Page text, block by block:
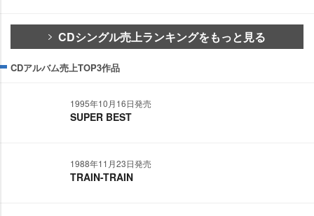
CDシングル売上ランキングをもっと見る
CDアルバム売上TOP3作品
1995年10月16日発売
SUPER BEST
1988年11月23日発売
TRAIN-TRAIN